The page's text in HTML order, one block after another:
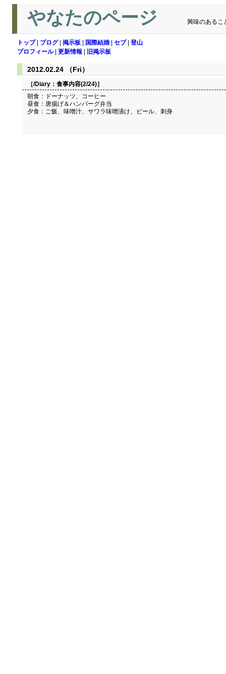
やなたのページ 興味のあるこ
トップ| ブログ| 掲示板 国際結婚 セブ| 登山
プロフィール| 更新情報 旧掲示板
2012.02.24 （Fri）
［/Diary： 食事内容(2/24)］
朝食：ドーナッツ、コーヒー
昼食：唐揚げ＆ハンバーグ弁当
夕食：ご飯、味噌汁、サワラ味噌漬け、ビール、刺身